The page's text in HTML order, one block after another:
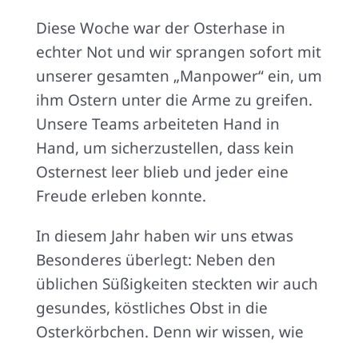
Diese Woche war der Osterhase in
echter Not und wir sprangen sofort mit
unserer gesamten „Manpower“ ein, um
ihm Ostern unter die Arme zu greifen.
Unsere Teams arbeiteten Hand in
Hand, um sicherzustellen, dass kein
Osternest leer blieb und jeder eine
Freude erleben konnte.
In diesem Jahr haben wir uns etwas
Besonderes überlegt: Neben den
üblichen Süßigkeiten steckten wir auch
gesundes, köstliches Obst in die
Osterkörbchen. Denn wir wissen, wie